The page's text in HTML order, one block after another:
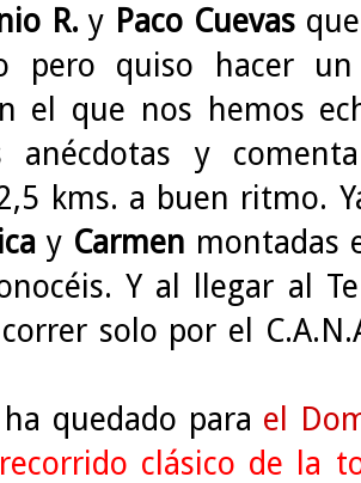
R.y Paco Cuevas
pero quiso hacer
el que nos hemos
anécdotas y
kms. a buen ritmo.
y Carmen montadas
Y al llegar al
solo por el
para el
recorrido clásico de la